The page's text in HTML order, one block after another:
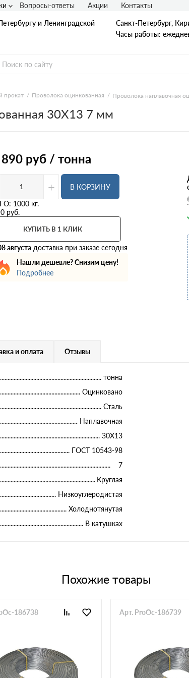
и Ленинградской
Санкт-Петербург,
Часы работы:
Гладкая А1
A400
25Г2С
А500С
Для фундамента
Композитная арматура
10
14
16
Вопросы-ответы Акции Контакты
прокат Проволока оцинкованная Проволока наплавочная
30Х13 7 мм
руб / тонна
+
В КОРЗИНУ
1000 кг.
руб.
КУПИТЬ В 1 КЛИК
августа доставка при заказе сегодня
Нашли дешевле? Снизим цену!
Подробнее
и оплата Отзывы
тонна
Оцинковано
Сталь
Наплавочная
30Х13
ГОСТ 10543-98
7
Круглая
Низкоуглеродистая
Холоднотянутая
В катушках
Похожие товары
186738 Арт. ProOc-186739